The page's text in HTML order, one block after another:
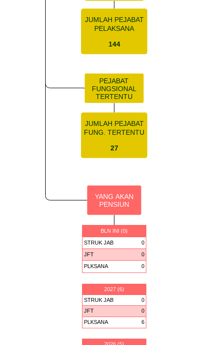
PEJABAT
FUNGSIONAL
TERTENTU
YANG AKAN
PENSIUN
JUMLAH PEJABAT
PELAKSANA
144
JUMLAH PEJABAT
FUNG. TERTENTU
27
BLN INI (0)
STRUK JAB
0
JFT
0
PLKSANA
0
2027 (6)
STRUK JAB
0
JFT
0
PLKSANA
6